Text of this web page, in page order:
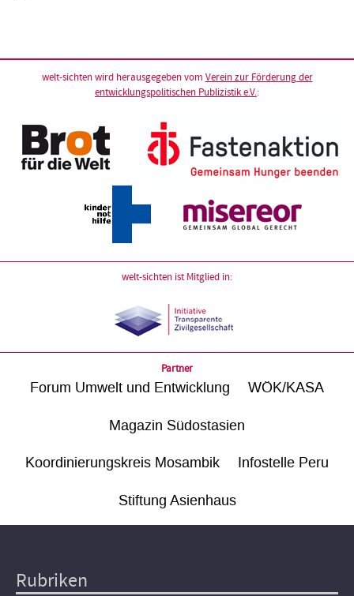
welt-sichten wird herausgegeben vom Verein zur Förderung der
entwicklungspolitischen Publizistik e.V.:
welt-sichten ist Mitglied in:
Partner
Forum Umwelt und Entwicklung WÖK/KASA
Magazin Südostasien
Koordinierungskreis Mosambik Infostelle Peru
Stiftung Asienhaus
Hauptnavigation
Rubriken